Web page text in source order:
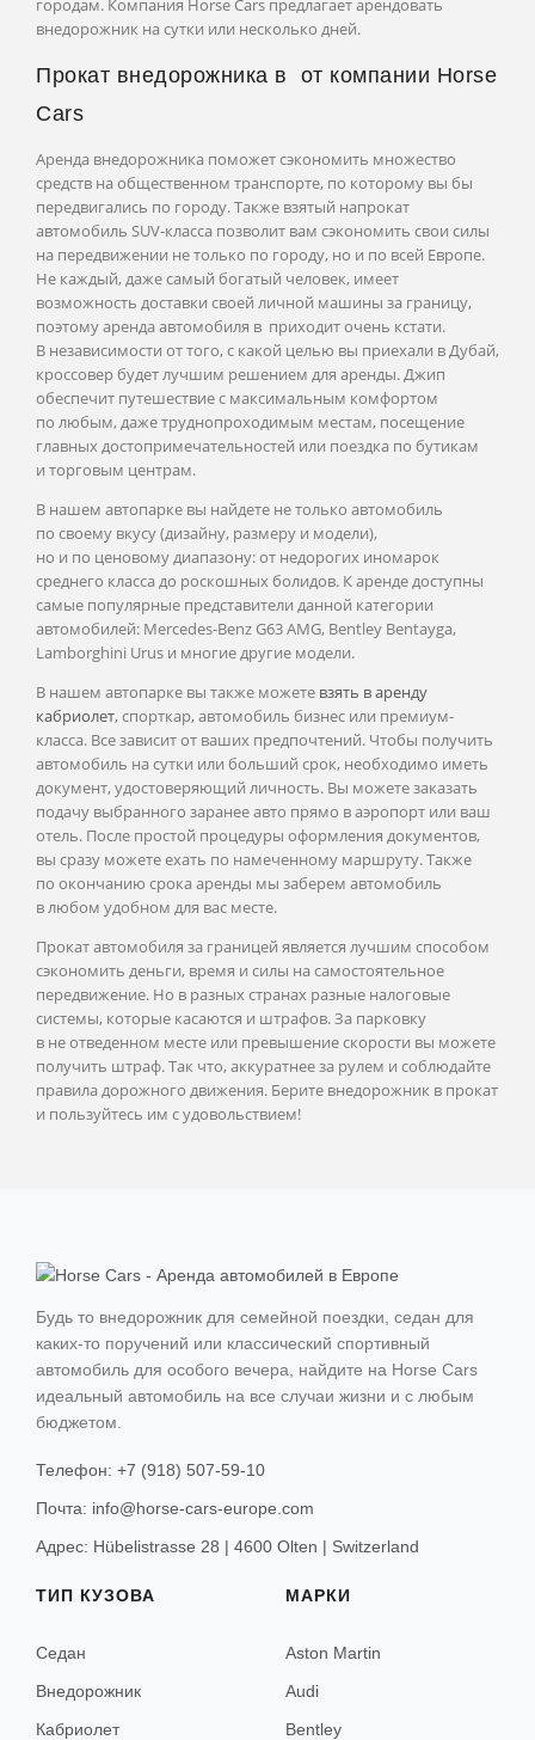
Котор
Афины
Салоники
городам. Компания Horse Cars предлагает арендовать
внедорожник на сутки или несколько дней.
Прокат внедорожника в от компании Horse
Cars
Аренда внедорожника поможет сэкономить множество
средств на общественном транспорте, по которому вы бы
передвигались по городу. Также взятый напрокат
автомобиль SUV-класса позволит вам сэкономить свои силы
на передвижении не только по городу, но и по всей Европе.
Не каждый, даже самый богатый человек, имеет
возможность доставки своей личной машины за границу,
поэтому аренда автомобиля в приходит очень кстати.
В независимости от того, с какой целью вы приехали в Дубай,
кроссовер будет лучшим решением для аренды. Джип
обеспечит путешествие с максимальным комфортом
по любым, даже труднопроходимым местам, посещение
главных достопримечательностей или поездка по бутикам
и торговым центрам.
В нашем автопарке вы найдете не только автомобиль
по своему вкусу (дизайну, размеру и модели),
но и по ценовому диапазону: от недорогих иномарок
среднего класса до роскошных болидов. К аренде доступны
самые популярные представители данной категории
автомобилей: Mercedes-Benz G63 AMG, Bentley Bentayga,
Lamborghini Urus и многие другие модели.
В нашем автопарке вы также можете взять в аренду
кабриолет, спорткар, автомобиль бизнес или премиум-
класса. Все зависит от ваших предпочтений. Чтобы получить
автомобиль на сутки или больший срок, необходимо иметь
документ, удостоверяющий личность. Вы можете заказать
подачу выбранного заранее авто прямо в аэропорт или ваш
отель. После простой процедуры оформления документов,
вы сразу можете ехать по намеченному маршруту. Также
по окончанию срока аренды мы заберем автомобиль
в любом удобном для вас месте.
Прокат автомобиля за границей является лучшим способом
сэкономить деньги, время и силы на самостоятельное
передвижение. Но в разных странах разные налоговые
системы, которые касаются и штрафов. За парковку
в не отведенном месте или превышение скорости вы можете
получить штраф. Так что, аккуратнее за рулем и соблюдайте
правила дорожного движения. Берите внедорожник в прокат
и пользуйтесь им с удовольствием!
Будь то внедорожник для семейной поездки, седан для
каких-то поручений или классический спортивный
автомобиль для особого вечера, найдите на Horse Cars
идеальный автомобиль на все случаи жизни и с любым
бюджетом.
Телефон: +7 (918) 507-59-10
Почта: info@horse-cars-europe.com
Адрес: Hübelistrasse 28 | 4600 Olten | Switzerland
ТИП КУЗОВА
Седан
Внедорожник
Кабриолет
МАРКИ
Aston Martin
Audi
Bentley